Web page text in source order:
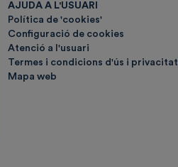
AJUDA A L'USUARI
Política de 'cookies'
Configuració de cookies
Atenció a l'usuari
Termes i condicions d'ús i privacitat
Mapa web